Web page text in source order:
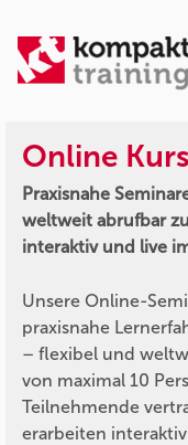
Online
Praxisnahe
weltweit abrufbar
interaktiv und live
Unsere Online-
praxisnahe
– flexibel und
von maximal 10
Teilnehmende
erarbeiten